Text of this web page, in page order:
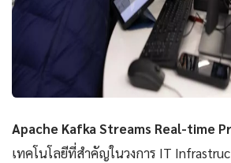
Apache Kafka Streams Real-time
เทคโนโลยีที่สำคัญในวงการ IT